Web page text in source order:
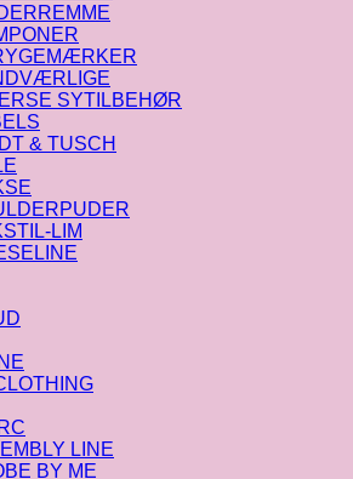
SYTILBEHØR
& TUSCH
LIM
LINE
BY ME